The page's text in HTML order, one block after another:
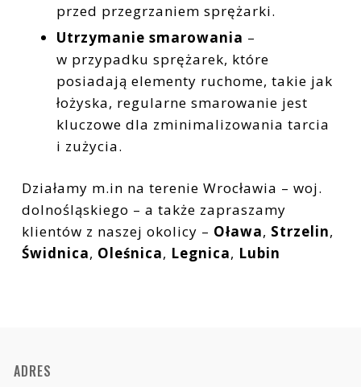
przed przegrzaniem sprężarki.
Utrzymanie smarowania –
w przypadku sprężarek, które
posiadają elementy ruchome, takie jak
łożyska, regularne smarowanie jest
kluczowe dla zminimalizowania tarcia
i zużycia.
Działamy m.in na terenie Wrocławia – woj.
dolnośląskiego – a także zapraszamy
klientów z naszej okolicy – Oława, Strzelin,
Świdnica, Oleśnica, Legnica, Lubin
ADRES